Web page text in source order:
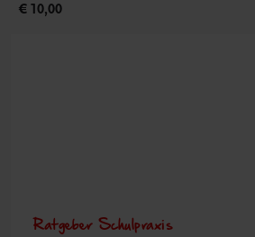
€ 10,00
Ratgeber Schulpraxis